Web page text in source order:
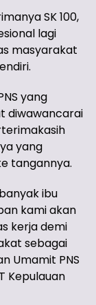
SK 100,
lagi
masyarakat
yang
diwawancarai
yang
tangannya.
ibu
kami akan
kerja demi
sebagai
Umamit PNS
Kepulauan